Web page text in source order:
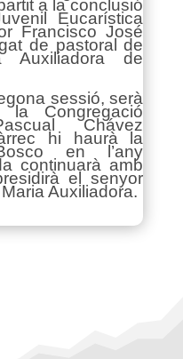
a la conclusió
Eucarística
Francisco José
de pastoral de
Auxiliadora de
sessió, serà
Congregació
Chávez
hi haurà la
en l’any
continuarà amb
el senyor
Auxiliadora.